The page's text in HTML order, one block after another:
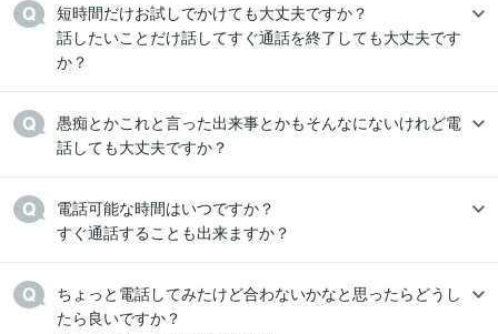
短時間だけお試しでかけても大丈夫ですか？
話したいことだけ話してすぐ通話を終了しても大丈夫です
か？
愚痴とかこれと言った出来事とかもそんなにないけれど電
電話可能な時間はいつですか？
すぐ通話することも出来ますか？
ちょっと電話してみたけど合わないかなと思ったらどうし
たら良いですか？